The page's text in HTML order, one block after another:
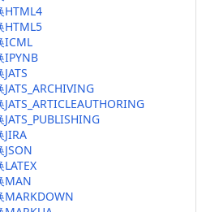
HTML4
HTML5
ICML
IPYNB
JIRA
MAN
MARKDOWN